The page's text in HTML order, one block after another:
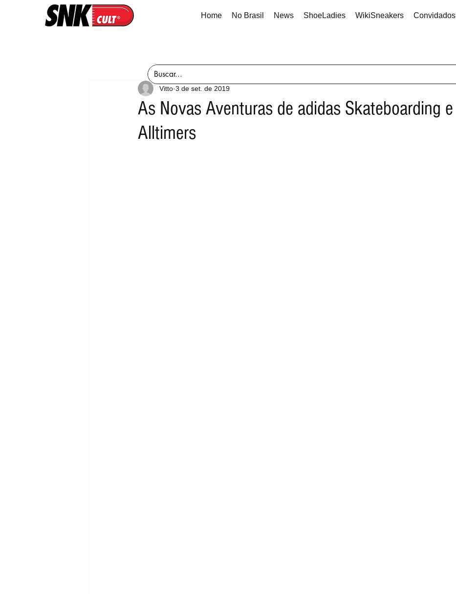
Home No Brasil News ShoeLadies WikiSneakers Convidados
As Novas Aventuras de adidas Skateboarding e
Alltimers
Vitto 3 de set. de 2019